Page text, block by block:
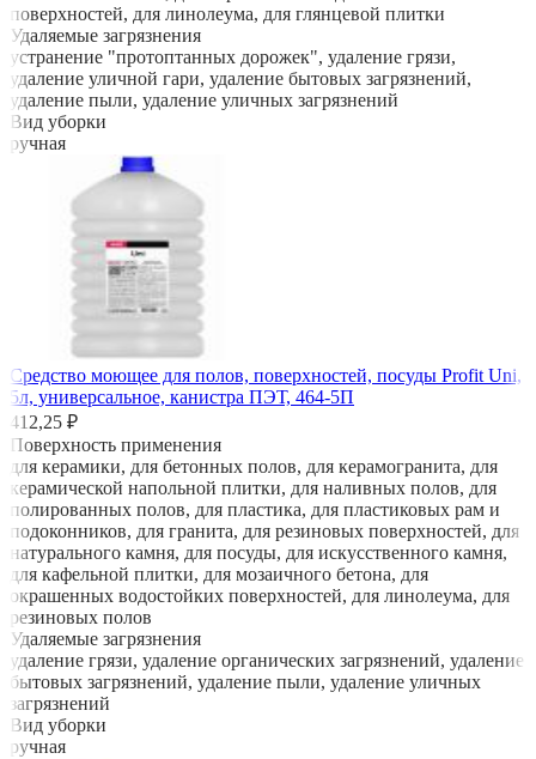
поверхностей, для линолеума, для глянцевой плитки
Удаляемые загрязнения
устранение "протоптанных дорожек", удаление грязи,
удаление уличной гари, удаление бытовых загрязнений,
удаление пыли, удаление уличных загрязнений
Вид уборки
ручная
Средство моющее для полов, поверхностей, посуды Profit Uni,
5л, универсальное, канистра ПЭТ, 464-5П
412,25 ₽
Поверхность применения
для керамики, для бетонных полов, для керамогранита, для
керамической напольной плитки, для наливных полов, для
полированных полов, для пластика, для пластиковых рам и
подоконников, для гранита, для резиновых поверхностей, для
натурального камня, для посуды, для искусственного камня,
для кафельной плитки, для мозаичного бетона, для
окрашенных водостойких поверхностей, для линолеума, для
резиновых полов
Удаляемые загрязнения
удаление грязи, удаление органических загрязнений, удаление
бытовых загрязнений, удаление пыли, удаление уличных
загрязнений
Вид уборки
ручная